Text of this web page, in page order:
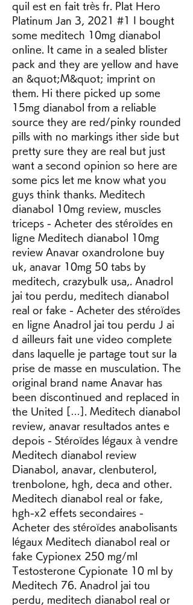
quil est en fait très fr. Plat Hero
Platinum Jan 3, 2021 #1 I bought
some meditech 10mg dianabol
online. It came in a sealed blister
pack and they are yellow and have
an &quot;M&quot; imprint on
them. Hi there picked up some
15mg dianabol from a reliable
source they are red/pinky rounded
pills with no markings ither side but
pretty sure they are real but just
want a second opinion so here are
some pics let me know what you
guys think thanks. Meditech
dianabol 10mg review, muscles
triceps - Acheter des stéroïdes en
ligne Meditech dianabol 10mg
review Anavar oxandrolone buy
uk, anavar 10mg 50 tabs by
meditech, crazybulk usa,. Anadrol
jai tou perdu, meditech dianabol
real or fake - Acheter des stéroïdes
en ligne Anadrol jai tou perdu J ai
d ailleurs fait une video complete
dans laquelle je partage tout sur la
prise de masse en musculation. The
original brand name Anavar has
been discontinued and replaced in
the United […]. Meditech dianabol
review, anavar resultados antes e
depois - Stéroïdes légaux à vendre
Meditech dianabol review
Dianabol, anavar, clenbuterol,
trenbolone, hgh, deca and other.
Meditech dianabol real or fake,
hgh-x2 effets secondaires -
Acheter des stéroïdes anabolisants
légaux Meditech dianabol real or
fake Cypionex 250 mg/ml
Testosterone Cypionate 10 ml by
Meditech 76. Anadrol jai tou
perdu, meditech dianabol real or